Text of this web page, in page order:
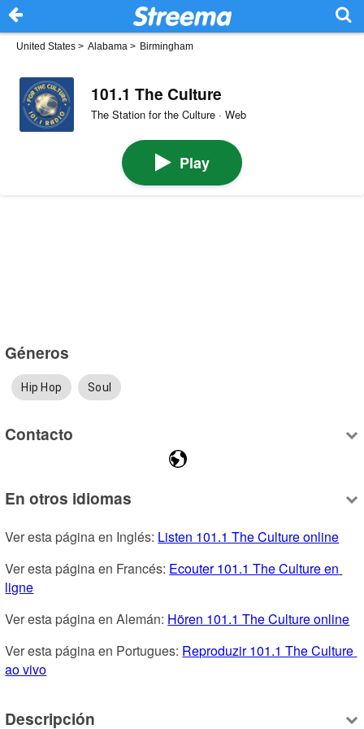
United States > Alabama > Birmingham
101.1 The Culture
The Station for the Culture · Web
Play
Géneros
Hip Hop Soul
Contacto
En otros idiomas
Ver esta página en Inglés: Listen 101.1 The Culture online
Ver esta página en Francés: Ecouter 101.1 The Culture en
ligne
Ver esta página en Alemán: Hören 101.1 The Culture online
Ver esta página en Portugues: Reproduzir 101.1 The Culture
ao vivo
Descripción